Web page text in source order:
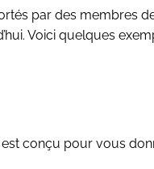
par des membres
Voici quelques
est conçu pour vous